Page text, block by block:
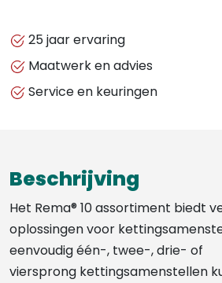
25 jaar ervaring
Maatwerk en advies
Service en keuringen
Beschrijving
Het Rema® 10 assortiment biedt
oplossingen voor
eenvoudig één-, twee-, drie- of
viersprong kettingsamenstellen